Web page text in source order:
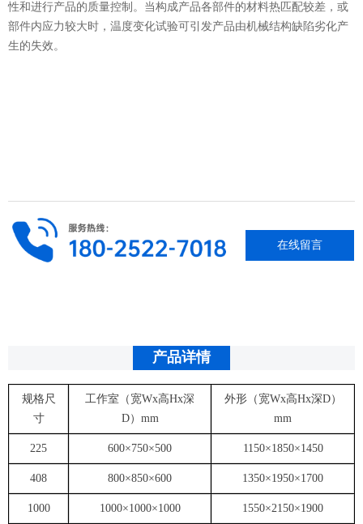
性和进行产品的质量控制。当构成产品各部件的材料热匹配较差，或
部件内应力较大时，温度变化试验可引发产品由机械结构缺陷劣化产
生的失效。
在线留言
产品详情
规格尺
寸
工作室（宽Wx高Hx深
D）mm
外形（宽Wx高Hx深D）
mm
225 600×750×500 1150×1850×1450
408 800×850×600 1350×1950×1700
1000 1000×1000×1000 1550×2150×1900